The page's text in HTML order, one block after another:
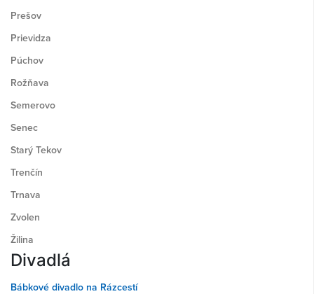
Prešov
Prievidza
Púchov
Rožňava
Semerovo
Senec
Starý Tekov
Trenčín
Trnava
Zvolen
Žilina
Divadlá
Bábkové divadlo na Rázcestí